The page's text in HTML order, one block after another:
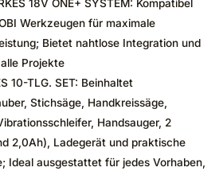
18V ONE+ SYSTEM: Kompatibel
Werkzeugen für maximale
Bietet nahtlose Integration und
Projekte
10-TLG. SET: Beinhaltet
Stichsäge, Handkreissäge,
Handsauger, 2
2,0Ah), Ladegerät und praktische
Ideal ausgestattet für jedes Vorhaben,